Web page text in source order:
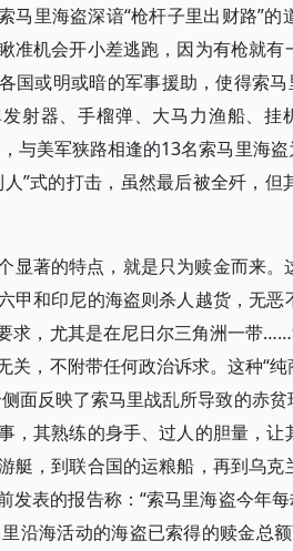
马里海盗深谙“枪杆子里出财路”
准机会开小差逃跑，因为有枪就
国或明或暗的军事援助，使得索
射器、手榴弹、大马力渔船、
与美军狭路相逢的13名索马里海
”式的打击，虽然最后被全歼，
显著的特点，就是只为赎金而来
甲和印尼的海盗则杀人越货，无
求，尤其是在尼日尔三角洲一带
关，不附带任何政治诉求。这种“
面反映了索马里战乱所导致的赤
，其熟练的身手、过人的胆量，
艇，到联合国的运粮船，再到乌
发表的报告称：“索马里海盗今年
沿海活动的海盗已索得的赎金总